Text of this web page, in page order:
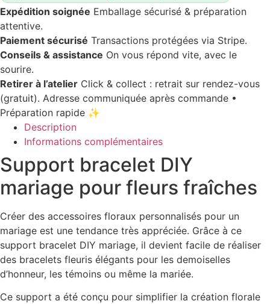
Expédition soignée Emballage sécurisé & préparation
attentive.
Paiement sécurisé Transactions protégées via Stripe.
Conseils & assistance On vous répond vite, avec le
sourire.
Retirer à l’atelier Click & collect : retrait sur rendez-vous
(gratuit). Adresse communiquée après commande •
Préparation rapide ✨
Description
Informations complémentaires
Support bracelet DIY
mariage pour fleurs fraîches
Créer des accessoires floraux personnalisés pour un
mariage est une tendance très appréciée. Grâce à ce
support bracelet DIY mariage, il devient facile de réaliser
des bracelets fleuris élégants pour les demoiselles
d’honneur, les témoins ou même la mariée.
Ce support a été conçu pour simplifier la création florale